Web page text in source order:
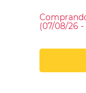
(07/08/26 -